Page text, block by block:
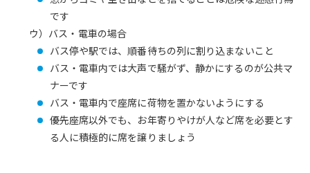
です
ウ）バス・電車の場合
バス停や駅では、順番待ちの列に割り込まないこと
バス・電車内では大声で騒がず、静かにするのが公共マ
ナーです
バス・電車内で座席に荷物を置かないようにする
優先座席以外でも、お年寄りやけが人など席を必要とす
る人に積極的に席を譲りましょう